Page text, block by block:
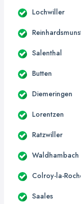
Lochwiller
Salenthal
Butten
Diemeringen
Lorentzen
Ratzwiller
Waldhambach
Colroy-la-
Saales